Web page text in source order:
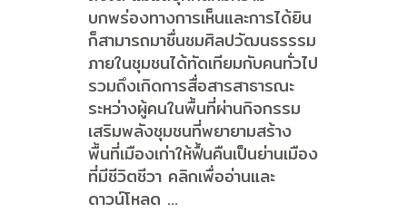
บกพร่องทางการเห็นและการได้ยิน
ก็สามารถมาชื่นชมศิลปวัฒนธรรรม
ภายในชุมชนได้ทัดเทียมกับคนทั่วไป
รวมถึงเกิดการสื่อสารสาธารณะ
ระหว่างผู้คนในพื้นที่ผ่านกิจกรรม
เสริมพลังชุมชนที่พยายามสร้าง
พื้นที่เมืองเก่าให้ฟื้นคืนเป็นย่านเมือง
ที่มีชีวิตชีวา คลิกเพื่ออ่านและ
ดาวน์โหลด ...